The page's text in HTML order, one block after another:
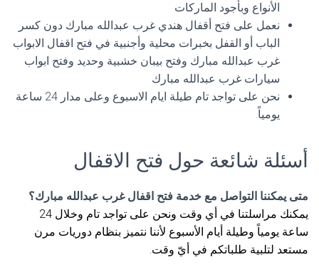
الأنواع وبأجود الماركات
نعمل على فتح أقفال هندي غرب عبدالله مبارك دون كسر
الباب أو القفل بخبرات محلية وأجنبية في فتح اقفال الابواب
غرب عبدالله مبارك وفتح بيبان خشبية وحديد وفتح ابواب
سيارات غرب عبدالله مبارك
نحن على تواجد تام طيلة ايام الاسبوع وعلى مدار 24 ساعة
يومياً.
أسئلة شائعة حول فتح الاقفال
متى يمكننا التواصل مع خدمة فتح اقفال غرب عبدالله مبارك؟
يمكنك مراسلتنا في أي وقت ونحن على تواجد تام وخلال 24
ساعة يومياً وطيلة أيام الأسبوع لأننا نتميز بنظام دوريات مرن
مستعد لتلبية طلباتكم في أيّ وقت.